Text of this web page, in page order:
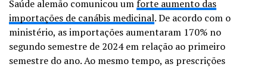
Saúde alemão comunicou umforte aumento das
importações de canábis medicinal. De acordo com o
ministério, as importações aumentaram 170% no
segundo semestre de 2024 em relação ao primeiro
semestre do ano. Ao mesmo tempo, as prescrições